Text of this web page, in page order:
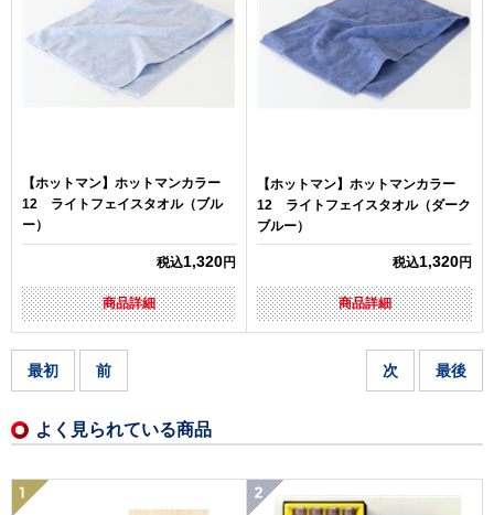
【ホットマン】ホットマンカラー
12 ライトフェイスタオル（ブル
ー）
税込1,320円
商品詳細
【ホットマン】ホットマンカラー
12 ライトフェイスタオル（ダーク
ブルー）
税込1,320円
商品詳細
最初 前 次 最後
よく見られている商品